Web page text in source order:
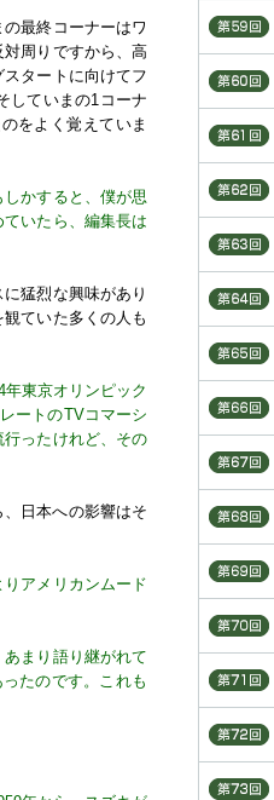
最終コーナーはワ
周りですから、高
タートに向けてフ
していまの1コーナ
をよく覚えていま
かすると、僕が思
いたら、編集長は
猛烈な興味があり
ていた多くの人も
東京オリンピック
ートのTVコマーシ
ったけれど、その
日本への影響はそ
アメリカンムード
まり語り継がれて
たのです。これも